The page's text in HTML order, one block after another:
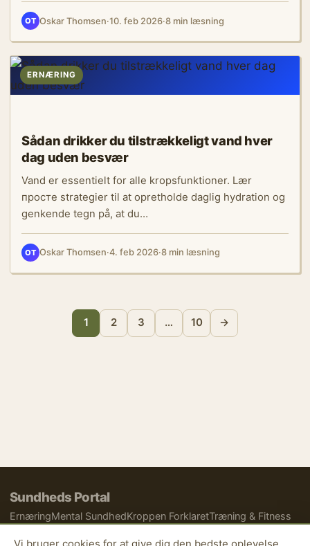
OT Oskar Thomsen·10. feb 2026·8 min læsning
ERNÆRING
Sådan drikker du tilstrækkeligt vand hver
dag uden besvær
Vand er essentielt for alle kropsfunktioner. Lær
простe strategier til at opretholde daglig hydration og
genkende tegn på, at du…
OT Oskar Thomsen·4. feb 2026·8 min læsning
1 2 3 … 10 →
Sundheds Portal
ErnæringMental SundhedKroppen ForklaretTræning & Fitness